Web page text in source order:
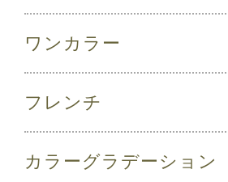
ワンカラー
フレンチ
カラーグラデーション